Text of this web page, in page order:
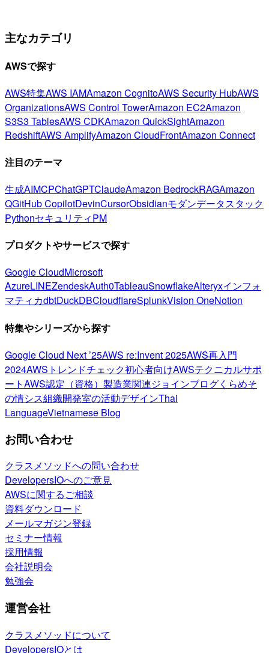
主なカテゴリ
AWSで探す
AWS特集AWS IAMAmazon CognitoAWS Security HubAWS
OrganizationsAWS Control TowerAmazon EC2Amazon
S3S3 TablesAWS CDKAmazon QuickSightAmazon
RedshiftAWS AmplifyAmazon CloudFrontAmazon Connect
注目のテーマ
生成AIMCPChatGPTClaudeAmazon BedrockRAGAmazon
QGitHub CopilotDevinCursorObsidianモダンデータスタック
PythonセキュリティPM
プロダクトやサービスで探す
Google CloudMicrosoft
AzureLINEZendeskAuth0TableauSnowflakeAlteryxインフォ
マティカdbtDuckDBCloudflareSplunkVision OneNotion
特集やシリーズから探す
Google Cloud Next ’25AWS re:Invent 2025AWS再入門
2024AWSトレンドチェック初心者向けAWSテクニカルサポ
ートAWS認定（資格） 製造業関連ジョインブログくらめそ
の情シス組織開発室の活動デザインThai
LanguageVietnamese Blog
お問い合わせ
クラスメソッドへの問い合わせ
DevelopersIOへのご意見
AWSに関するご相談
資料ダウンロード
メールマガジン登録
セミナー情報
採用情報
会社説明会
勉強会
運営会社
クラスメソッドについて
DevelopersIOとは